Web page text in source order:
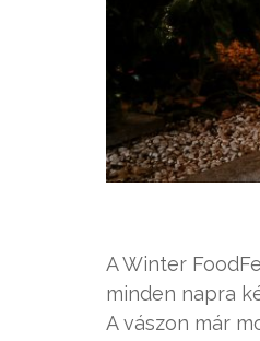
A Winter
minden napra
A vászon már